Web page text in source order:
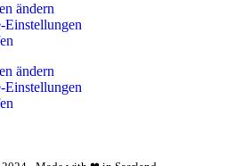
ändern
Einstellungen
ändern
Einstellungen